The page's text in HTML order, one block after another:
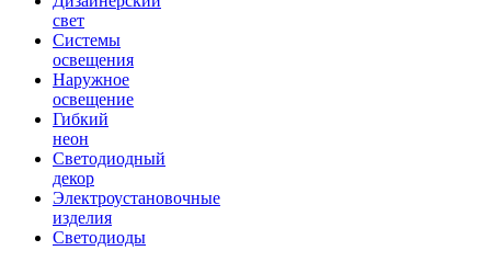
свет
Системы
освещения
Наружное
освещение
Гибкий
неон
Светодиодный
декор
Электроустановочные
изделия
Светодиоды